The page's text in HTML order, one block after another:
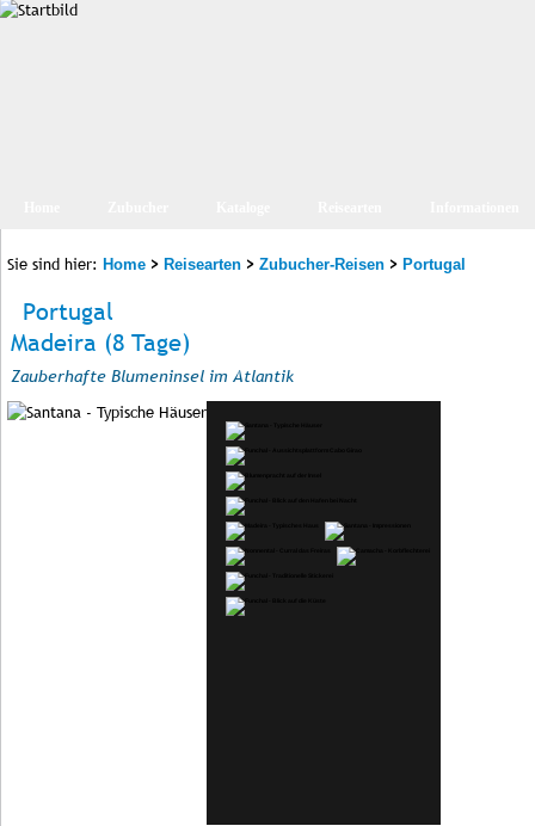
Sie sind hier: Home > Reisearten > Zubucher-Reisen > Portugal
Portugal
Madeira (8 Tage)
Zauberhafte Blumeninsel im Atlantik